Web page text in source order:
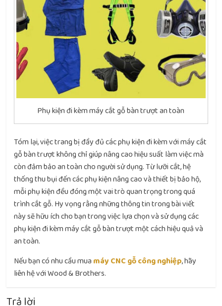
Phụ kiện đi kèm máy cắt gỗ bàn trượt an toàn
Tóm lại, việc trang bị đầy đủ các phụ kiện đi kèm với máy cắt
gỗ bàn trượt không chỉ giúp nâng cao hiệu suất làm việc mà
còn đảm bảo an toàn cho người sử dụng. Từ lưỡi cắt, hệ
thống thu bụi đến các phụ kiện nâng cao và thiết bị bảo hộ,
mỗi phụ kiện đều đóng một vai trò quan trọng trong quá
trình cắt gỗ. Hy vọng rằng những thông tin trong bài viết
này sẽ hữu ích cho bạn trong việc lựa chọn và sử dụng các
phụ kiện đi kèm máy cắt gỗ bàn trượt một cách hiệu quả và
an toàn.
Nếu bạn có nhu cầu mua máy CNC gỗ công nghiệp, hãy
liên hệ với Wood & Brothers.
Trả lời